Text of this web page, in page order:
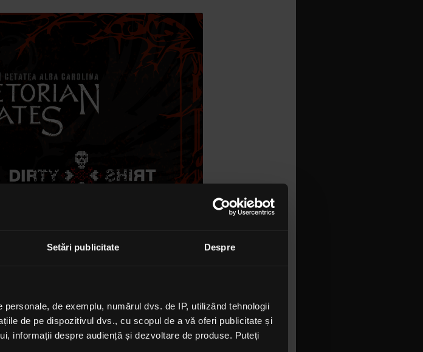
Setări publicitate Despre
personale, de exemplu, numărul dvs. de IP, utilizând tehnologii
de pe dispozitivul dvs., cu scopul de a vă oferi publicitate și
informații despre audiență și dezvoltare de produse. Puteți